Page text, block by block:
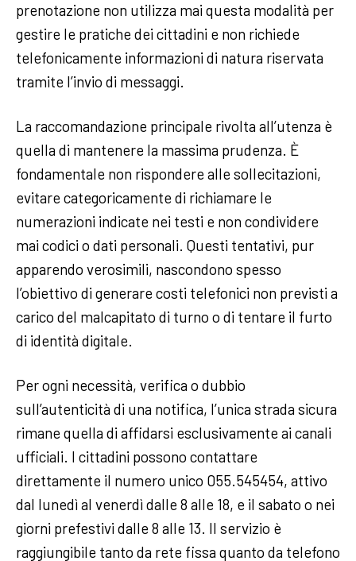
prenotazione non utilizza mai questa modalità per
gestire le pratiche dei cittadini e non richiede
telefonicamente informazioni di natura riservata
tramite l’invio di messaggi.
La raccomandazione principale rivolta all’utenza è
quella di mantenere la massima prudenza. È
fondamentale non rispondere alle sollecitazioni,
evitare categoricamente di richiamare le
numerazioni indicate nei testi e non condividere
mai codici o dati personali. Questi tentativi, pur
apparendo verosimili, nascondono spesso
l’obiettivo di generare costi telefonici non previsti a
carico del malcapitato di turno o di tentare il furto
di identità digitale.
Per ogni necessità, verifica o dubbio
sull’autenticità di una notifica, l’unica strada sicura
rimane quella di affidarsi esclusivamente ai canali
ufficiali. I cittadini possono contattare
direttamente il numero unico 055.545454, attivo
dal lunedì al venerdì dalle 8 alle 18, e il sabato o nei
giorni prefestivi dalle 8 alle 13. Il servizio è
raggiungibile tanto da rete fissa quanto da telefono